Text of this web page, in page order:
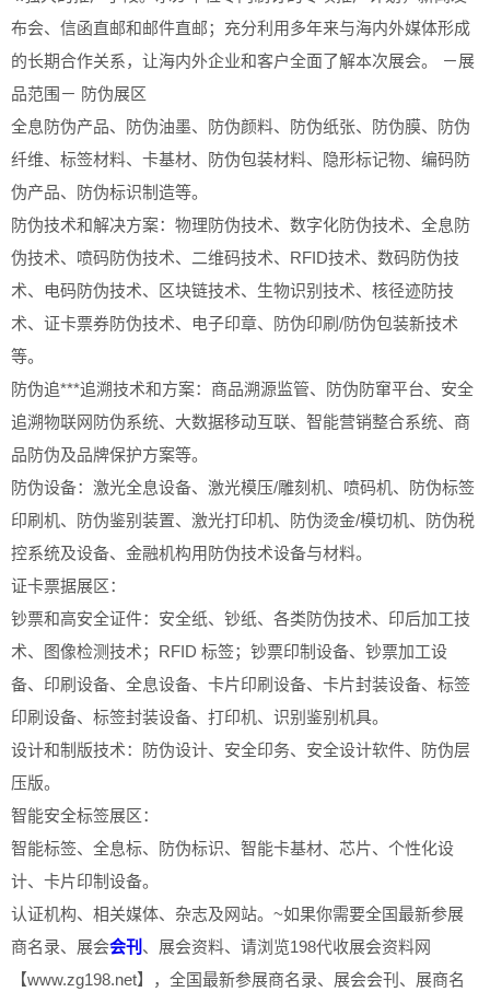
布会、信函直邮和邮件直邮；充分利用多年来与海内外媒体形成
的长期合作关系，让海内外企业和客户全面了解本次展会。 －展
品范围－ 防伪展区
全息防伪产品、防伪油墨、防伪颜料、防伪纸张、防伪膜、防伪
纤维、标签材料、卡基材、防伪包装材料、隐形标记物、编码防
伪产品、防伪标识制造等。
防伪技术和解决方案：物理防伪技术、数字化防伪技术、全息防
伪技术、喷码防伪技术、二维码技术、RFID技术、数码防伪技
术、电码防伪技术、区块链技术、生物识别技术、核径迹防技
术、证卡票券防伪技术、电子印章、防伪印刷/防伪包装新技术
等。
防伪追***追溯技术和方案：商品溯源监管、防伪防窜平台、安全
追溯物联网防伪系统、大数据移动互联、智能营销整合系统、商
品防伪及品牌保护方案等。
防伪设备：激光全息设备、激光模压/雕刻机、喷码机、防伪标签
印刷机、防伪鉴别装置、激光打印机、防伪烫金/模切机、防伪税
控系统及设备、金融机构用防伪技术设备与材料。
证卡票据展区：
钞票和高安全证件：安全纸、钞纸、各类防伪技术、印后加工技
术、图像检测技术；RFID 标签；钞票印制设备、钞票加工设
备、印刷设备、全息设备、卡片印刷设备、卡片封装设备、标签
印刷设备、标签封装设备、打印机、识别鉴别机具。
设计和制版技术：防伪设计、安全印务、安全设计软件、防伪层
压版。
智能安全标签展区：
智能标签、全息标、防伪标识、智能卡基材、芯片、个性化设
计、卡片印制设备。
认证机构、相关媒体、杂志及网站。~如果你需要全国最新参展
商名录、展会会刊 、展会资料、请浏览198代收展会资料网
【www.zg198.net】，全国最新参展商名录、展会会刊、展商名